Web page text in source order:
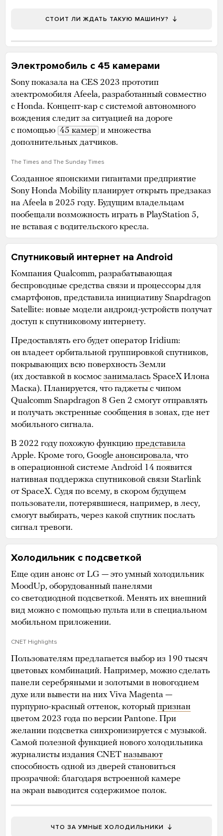
СТОИТ ЛИ ЖДАТЬ ТАКУЮ МАШИНУ?
Электромобиль с 45 камерами
Sony показала на CES 2023 прототип
электромобиля Afeela, разработанный совместно
с Honda. Концепт-кар с системой автономного
вождения следит за ситуацией на дороге
с помощью 45 камер и множества
дополнительных датчиков.
The Times and The Sunday Times
Созданное японскими гигантами предприятие
Sony Honda Mobility планирует открыть предзаказ
на Afeela в 2025 году. Будущим владельцам
пообещали возможность играть в PlayStation 5,
не вставая с водительского кресла.
Спутниковый интернет на Android
Компания Qualcomm, разрабатывающая
беспроводные средства связи и процессоры для
смартфонов, представила инициативу Snapdragon
Satellite: новые модели андроид-устройств получат
доступ к спутниковому интернету.
Предоставлять его будет оператор Iridium:
он владеет орбитальной группировкой спутников,
покрывающих всю поверхность Земли
(их доставкой в космос занималась SpaceX Илона
Маска). Планируется, что гаджеты с чипом
Qualcomm Snapdragon 8 Gen 2 смогут отправлять
и получать экстренные сообщения в зонах, где нет
мобильного сигнала.
В 2022 году похожую функцию представила
Apple. Кроме того, Google анонсировала, что
в операционной системе Android 14 появится
нативная поддержка спутниковой связи Starlink
от SpaceX. Судя по всему, в скором будущем
пользователи, потерявшиеся, например, в лесу,
смогут выбирать, через какой спутник послать
сигнал тревоги.
Холодильник с подсветкой
Еще один анонс от LG — это умный холодильник
MoodUp, оборудованный панелями
со светодиодной подсветкой. Менять их внешний
вид можно с помощью пульта или в специальном
мобильном приложении.
CNET Highlights
Пользователям предлагается выбор из 190 тысяч
цветовых комбинаций. Например, можно сделать
панели серебряными и золотыми в новогоднем
духе или вывести на них Viva Magenta —
пурпурно-красный оттенок, который признан
цветом 2023 года по версии Pantone. При
желании подсветка синхронизируется с музыкой.
Самой полезной функцией нового холодильника
журналисты издания CNET называют
способность одной из дверей становиться
прозрачной: благодаря встроенной камере
на экран выводится содержимое полок.
ЧТО ЗА УМНЫЕ ХОЛОДИЛЬНИКИ